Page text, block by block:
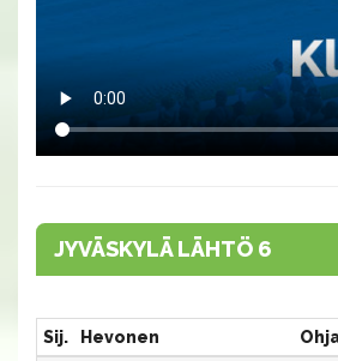
JYVÄSKYLÄ LÄHTÖ 6
Sij. Hevonen